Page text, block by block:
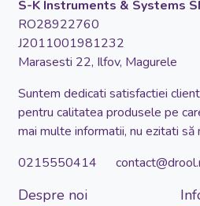
S-K Instruments & Systems
RO28922760
J2011001981232
Marasesti 22, Ilfov, Magurele
Suntem dedicati satisfactiei
pentru calitatea produsele pe
mai multe informatii, nu ezitati să
0215550414
Despre noi